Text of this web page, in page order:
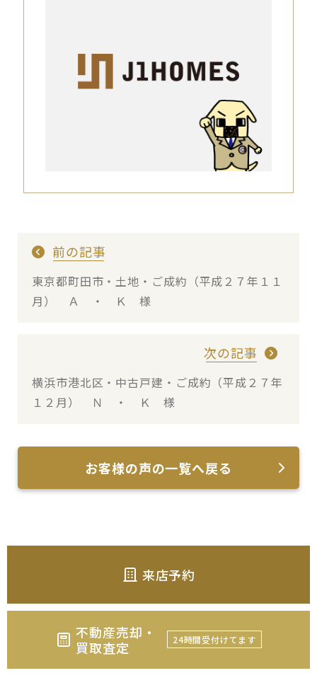
前の記事
東京都町田市・土地・ご成約（平成２７年１１
月） Ａ ・ Ｋ 様
次の記事
横浜市港北区・中古戸建・ご成約（平成２７年
１２月） Ｎ ・ Ｋ 様
お客様の声の一覧へ戻る
来店予約
不動産売却・
買取査定
24時間受付けてます